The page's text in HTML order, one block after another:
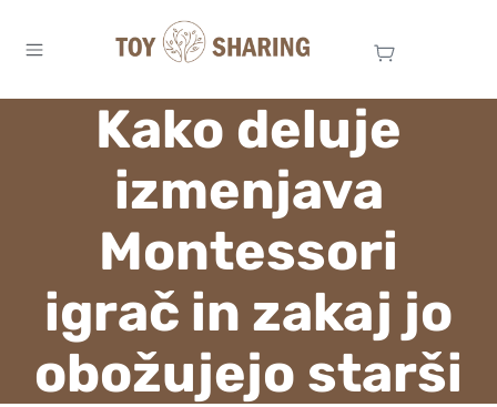
Kako deluje
izmenjava
Montessori
igrač in zakaj jo
obožujejo starši